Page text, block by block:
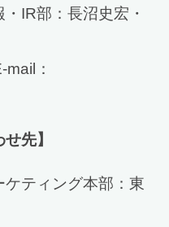
IR部：長沼史宏・
：
先】
ティング本部：東